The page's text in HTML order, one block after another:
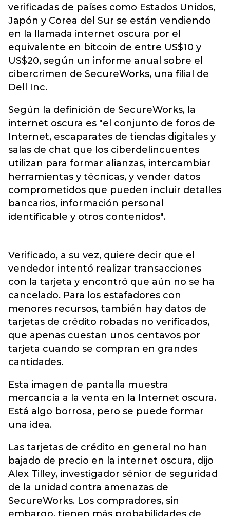
verificadas de países como Estados Unidos,
Japón y Corea del Sur se están vendiendo
en la llamada internet oscura por el
equivalente en bitcoin de entre US$10 y
US$20, según un informe anual sobre el
cibercrimen de SecureWorks, una filial de
Dell Inc.
Según la definición de SecureWorks, la
internet oscura es "el conjunto de foros de
Internet, escaparates de tiendas digitales y
salas de chat que los ciberdelincuentes
utilizan para formar alianzas, intercambiar
herramientas y técnicas, y vender datos
comprometidos que pueden incluir detalles
bancarios, información personal
identificable y otros contenidos".
Verificado, a su vez, quiere decir que el
vendedor intentó realizar transacciones
con la tarjeta y encontró que aún no se ha
cancelado. Para los estafadores con
menores recursos, también hay datos de
tarjetas de crédito robadas no verificados,
que apenas cuestan unos centavos por
tarjeta cuando se compran en grandes
cantidades.
Esta imagen de pantalla muestra
mercancía a la venta en la Internet oscura.
Está algo borrosa, pero se puede formar
una idea.
Las tarjetas de crédito en general no han
bajado de precio en la internet oscura, dijo
Alex Tilley, investigador sénior de seguridad
de la unidad contra amenazas de
SecureWorks. Los compradores, sin